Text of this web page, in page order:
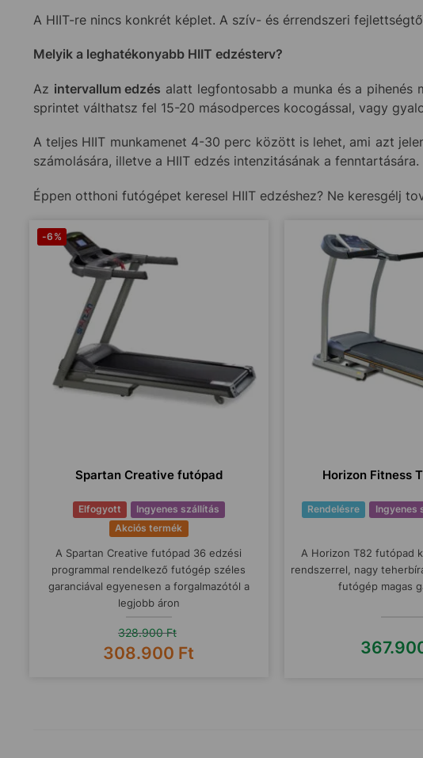
A HIIT-re nincs konkrét képlet. A szív- és érrendszeri
Melyik a leghatékonyabb HIIT edzésterv?
Az intervallum edzés alatt legfontosabb a munka és a pihenés
sprintet válthatsz fel 15-20 másodperces kocogással, vagy
A teljes HIIT munkamenet 4-30 perc között is lehet, ami azt
számolására, illetve a HIIT edzés intenzitásának a fenntartására.
Éppen otthoni futógépet keresel HIIT edzéshez? Ne keresgélj
-6%
Spartan Creative futópad
Elfogyott
Ingyenes szállítás
Akciós termék
A Spartan Creative futópad 36 edzési
programmal rendelkező futógép széles
garanciával egyenesen a forgalmazótól a
legjobb áron
328.900Ft
308.900 Ft
Horizon Fitness
Rendelésre Ingyenes
A Horizon T82 futópad
rendszerrel, nagy
futógép magas